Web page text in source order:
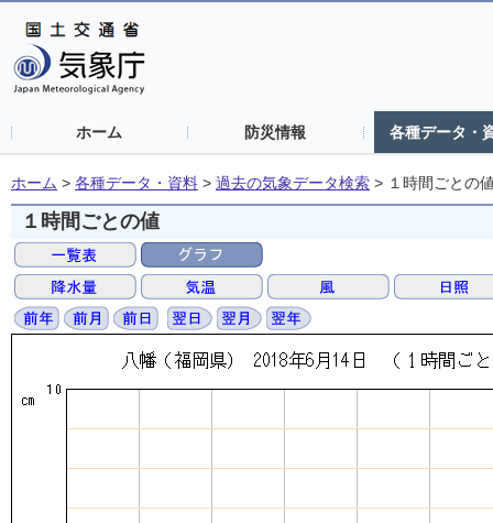
ホーム 防災情報 各種データ・
ホーム > 各種データ・資料 > 過去の気象データ検索 > １時間ごとの
１時間ごとの値